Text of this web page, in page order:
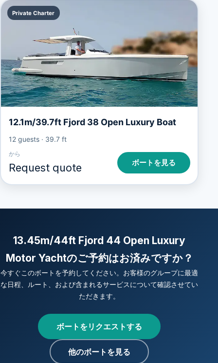
Private Charter
12.1m/39.7ft Fjord 38 Open Luxury Boat
12 guests· 39.7 ft
から
Request quote ボートを見る
13.45m/44ft Fjord 44 Open Luxury
Motor Yachtのご予約はお済みですか？
今すぐこのボートを予約してください。お客様のグループに最適
な日程、ルート、および含まれるサービスについて確認させてい
ただきます。
ボートをリクエストする
他のボートを見る